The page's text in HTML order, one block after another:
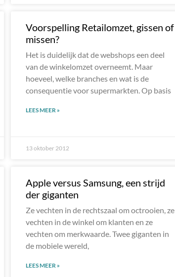
Voorspelling Retailomzet, gissen of
missen?
Het is duidelijk dat de webshops een deel
van de winkelomzet overneemt. Maar
hoeveel, welke branches en wat is de
consequentie voor supermarkten. Op basis
LEES MEER »
13 oktober 2012
Apple versus Samsung, een strijd
der giganten
Ze vechten in de rechtszaal om octrooien, ze
vechten in de winkel om klanten en ze
vechten om merkwaarde. Twee giganten in
de mobiele wereld,
LEES MEER »